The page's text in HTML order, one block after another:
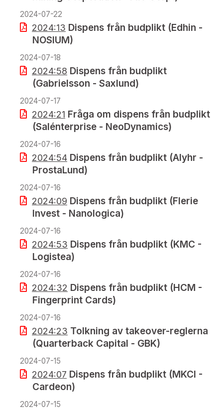
2024-07-22
2024:13 Dispens från budplikt (Edhin -
NOSIUM)
2024-07-18
2024:58 Dispens från budplikt
(Gabrielsson - Saxlund)
2024-07-17
2024:21 Fråga om dispens från budplikt
(Salénterprise - NeoDynamics)
2024-07-16
2024:54 Dispens från budplikt (Alyhr -
ProstaLund)
2024-07-16
2024:09 Dispens från budplikt (Flerie
Invest - Nanologica)
2024-07-16
2024:53 Dispens från budplikt (KMC -
Logistea)
2024-07-16
2024:32 Dispens från budplikt (HCM -
Fingerprint Cards)
2024-07-16
2024:23 Tolkning av takeover-reglerna
(Quarterback Capital - GBK)
2024-07-15
2024:07 Dispens från budplikt (MKCI -
Cardeon)
2024-07-15